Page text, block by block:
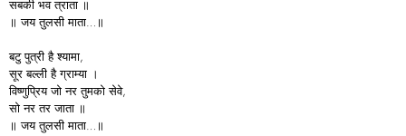
सबकी भव त्राता ॥
॥ जय तुलसी माता…॥
बटु पुत्री है श्यामा,
सूर बल्ली है ग्राम्या ।
विष्णुप्रिय जो नर तुमको सेवे,
सो नर तर जाता ॥
॥ जय तुलसी माता…॥